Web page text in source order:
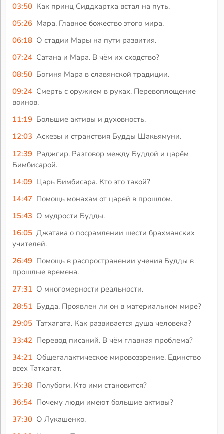
03:50 Как принц Сиддхартха встал на путь.
05:26 Мара. Главное божество этого мира.
06:18 О стадии Мары на пути развития.
07:24 Сатана и Мара. В чём их сходство?
08:50 Богиня Мара в славянской традиции.
09:24 Смерть с оружием в руках. Перевоплощение
воинов.
11:19 Большие активы и духовность.
12:03 Аскезы и странствия Будды Шакьямуни.
12:39 Раджгир. Разговор между Буддой и царём
Бимбисарой.
14:09 Царь Бимбисара. Кто это такой?
14:47 Помощь монахам от царей в прошлом.
15:43 О мудрости Будды.
16:05 Джатака о посрамлении шести брахманских
учителей.
26:49 Помощь в распространении учения Будды в
прошлые времена.
27:31 О многомерности реальности.
28:51 Будда. Проявлен ли он в материальном мире?
29:05 Татхагата. Как развивается душа человека?
33:42 Перевод писаний. В чём главная проблема?
34:21 Общегалактическое мировоззрение. Единство
всех Татхагат.
35:38 Полубоги. Кто ими становится?
36:54 Почему люди имеют большие активы?
37:30 О Лукашенко.